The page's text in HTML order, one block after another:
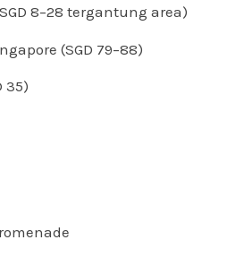
8–28 tergantung area)
(SGD 79–88)
35)